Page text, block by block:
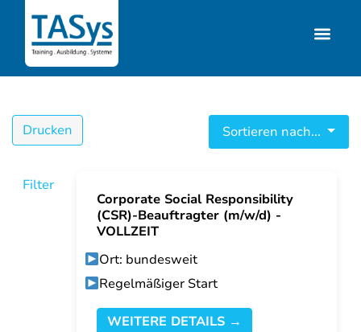
Drucken Sortieren nach...
Filter
Corporate Social Responsibility
(CSR)-Beauftragter (m/w/d) -
VOLLZEIT
Ort: bundesweit
Regelmäßiger Start
WEITERE DETAILS →